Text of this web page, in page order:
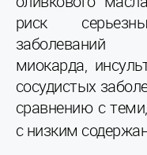
риск
миокарда,
сосудистых
сравнению с
с низким